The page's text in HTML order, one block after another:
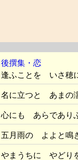
後撰集・恋
逢ふことを いさ穂
名に立つと あまの
心にも あらであり
五月雨の よよと鳴
やまうちに やどり